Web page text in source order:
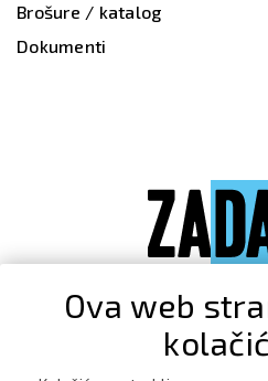
Brošure / katalog
Dokumenti
Ova web